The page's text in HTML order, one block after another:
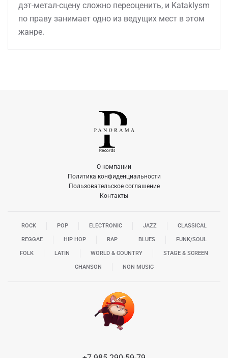
дэт-метал-сцену сложно переоценить, и Kataklysm
по праву занимает одно из ведущих мест в этом
жанре.
О компании
Политика конфиденциальности
Пользовательское соглашение
Контакты
ROCK POP ELECTRONIC JAZZ CLASSICAL
REGGAE HIP HOP RAP BLUES FUNK/SOUL
FOLK LATIN WORLD & COUNTRY STAGE & SCREEN
CHANSON NON MUSIC